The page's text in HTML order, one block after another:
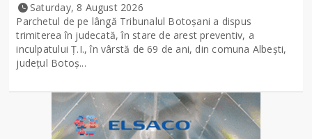
Saturday, 8 August 2026
Parchetul de pe lângă Tribunalul Botoşani a dispus
trimiterea în judecată, în stare de arest preventiv, a
inculpatului Ț.I., în vârstă de 69 de ani, din comuna Albești,
județul Botoș...